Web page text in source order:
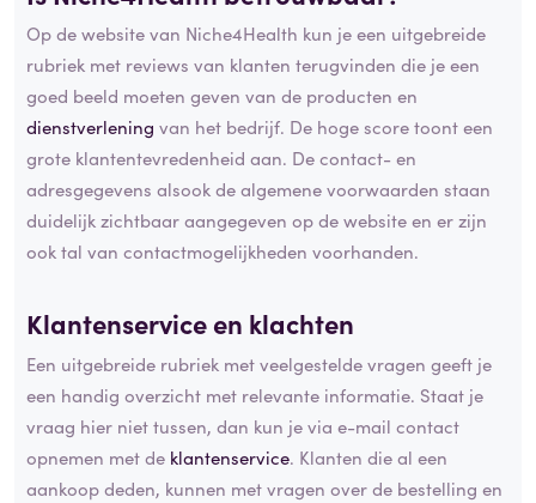
Op de website van Niche4Health kun je een uitgebreide
rubriek met reviews van klanten terugvinden die je een
goed beeld moeten geven van de producten en
dienstverlening van het bedrijf. De hoge score toont een
grote klantentevredenheid aan. De contact- en
adresgegevens alsook de algemene voorwaarden staan
duidelijk zichtbaar aangegeven op de website en er zijn
ook tal van contactmogelijkheden voorhanden.
Klantenservice en klachten
Een uitgebreide rubriek met veelgestelde vragen geeft je
een handig overzicht met relevante informatie. Staat je
vraag hier niet tussen, dan kun je via e-mail contact
opnemen met de klantenservice. Klanten die al een
aankoop deden, kunnen met vragen over de bestelling en